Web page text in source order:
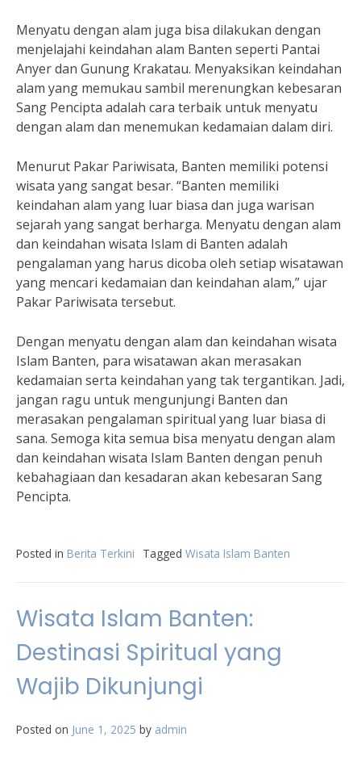
Menyatu dengan alam juga bisa dilakukan dengan
menjelajahi keindahan alam Banten seperti Pantai
Anyer dan Gunung Krakatau. Menyaksikan keindahan
alam yang memukau sambil merenungkan kebesaran
Sang Pencipta adalah cara terbaik untuk menyatu
dengan alam dan menemukan kedamaian dalam diri.
Menurut Pakar Pariwisata, Banten memiliki potensi
wisata yang sangat besar. “Banten memiliki
keindahan alam yang luar biasa dan juga warisan
sejarah yang sangat berharga. Menyatu dengan alam
dan keindahan wisata Islam di Banten adalah
pengalaman yang harus dicoba oleh setiap wisatawan
yang mencari kedamaian dan keindahan alam,” ujar
Pakar Pariwisata tersebut.
Dengan menyatu dengan alam dan keindahan wisata
Islam Banten, para wisatawan akan merasakan
kedamaian serta keindahan yang tak tergantikan. Jadi,
jangan ragu untuk mengunjungi Banten dan
merasakan pengalaman spiritual yang luar biasa di
sana. Semoga kita semua bisa menyatu dengan alam
dan keindahan wisata Islam Banten dengan penuh
kebahagiaan dan kesadaran akan kebesaran Sang
Pencipta.
Posted in Berita Terkini Tagged Wisata Islam Banten
Wisata Islam Banten:
Destinasi Spiritual yang
Wajib Dikunjungi
Posted on June 1, 2025 by admin